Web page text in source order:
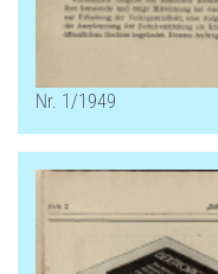
Nr. 1/1949